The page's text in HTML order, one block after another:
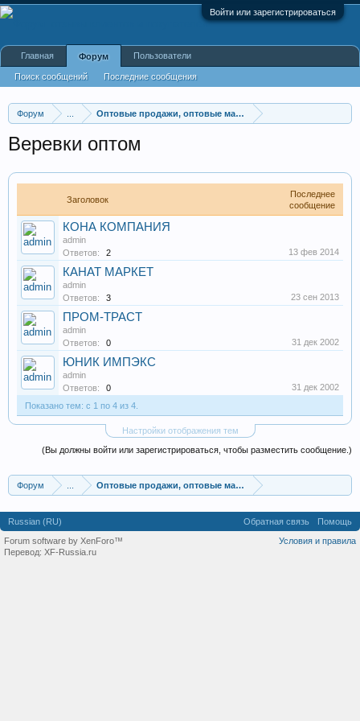
Войти или зарегистрироваться
Форум Оптовые продажи, оптовые магазины
Веревки оптом
Заголовок
Последнее
сообщение
КОНА КОМПАНИЯ
admin
Ответов:
2 13 фев 2014
КАНАТ МАРКЕТ
admin
Ответов:
3 23 сен 2013
ПРОМ-ТРАСТ
admin
Ответов:
0 31 дек 2002
ЮНИК ИМПЭКС
admin
Ответов:
0
31 дек 2002
Показано тем: с 1 по 4 из 4.
Настройки отображения тем
(Вы должны войти или зарегистрироваться, чтобы разместить сообщение.)
Форум Оптовые продажи, оптовые магазины
Главная Форум
Поиск сообщений Последние сообщения
Пользователи
Russian (RU) Обратная связь
Помощь
Условия и правила
Forum software by XenForo™
Перевод: XF-Russia.ru